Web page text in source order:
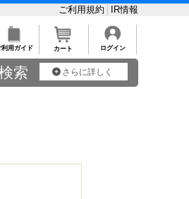
ご利用規約 IR情報
利用ガイド カート ログイン
索 さらに詳しく